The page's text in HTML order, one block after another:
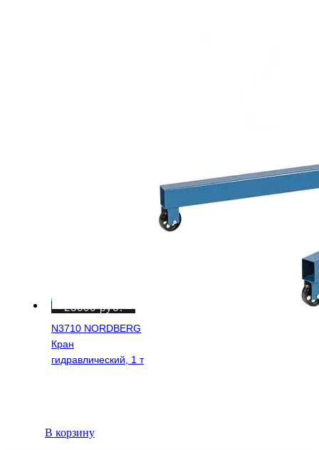
N3710 NORDBERG
Кран
гидравлический, 1 т
23000руб.
В корзину